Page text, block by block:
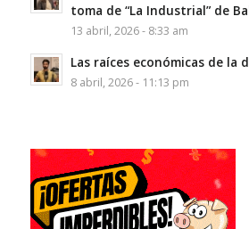
toma de “La Industrial” de
13 abril, 2026 - 8:33 am
Las raíces económicas de la
8 abril, 2026 - 11:13 pm